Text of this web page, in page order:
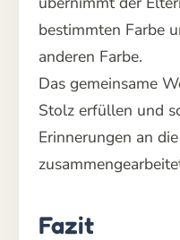
bestimmten Farbe
anderen Farbe.
Das gemeinsame
Stolz erfüllen und
Erinnerungen an
Fazit